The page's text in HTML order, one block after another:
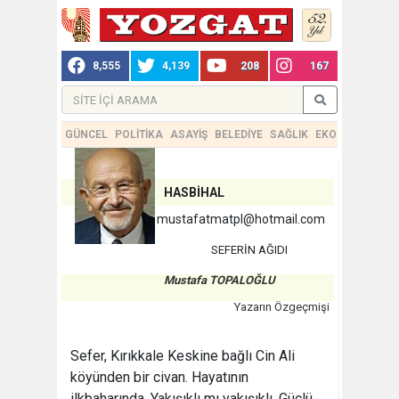
8,555 4,139 208 167
GÜNCEL POLİTİKA ASAYİŞ BELEDİYE SAĞLIK EKONOMİ
HASBİHAL
mustafatmatpl@hotmail.com
SEFERİN AĞIDI
Mustafa TOPALOĞLU
Yazarın Özgeçmişi
Sefer, Kırıkkale Keskine bağlı Cin Ali
köyünden bir civan. Hayatının